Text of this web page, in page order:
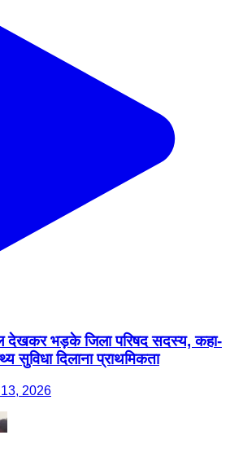
देखकर भड़के जिला परिषद सदस्य, कहा-
सुविधा दिलाना प्राथमिकता
2026